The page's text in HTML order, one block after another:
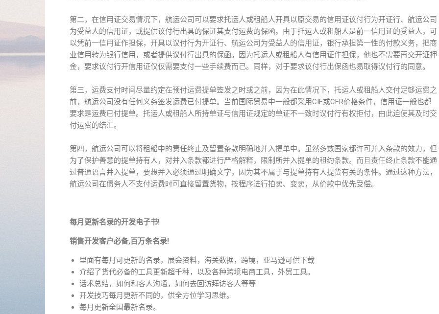
第二，在信用证交易情况下，航运公司可以要求托运人或租船人开具以原交易的信用证议付行为开证行、航运公司
为受益人的信用证，或提供议付行出具的保证其支付运费的保函。由于托运人或租船人是前一信用证的受益人，可
以凭前一信用证作担保，开具以议付行为开证行、航运公司为受益人的信用证，银行承担第一性的付款义务，把商
业信用转为银行信用，或者提供议付行出具的保函。因为托运人或租船人有信用证作担保，他也不需要再交开证押
金，要求议付行开信用证仅仅需要支付一些手续费而己。同样，对于要求议付行出保函也易取得议付行的同意。
第三，运费支付时间尽量约定在预付运费提单签发之时或之前，因为在此情况下，托运人或租船人交付足够运费之
前，航运公司没有任何义务签发运费已付提单。当前国际贸易中一般都采用CIF或CFR价格条件，信用证一般也都
要求是运费已付提单。托运人或租船人所持单证与信用证规定的单证不一致时议付行有权拒付，由此迫使其及时交
付运费的结汇。
第四，航运公司可以将租船中的责任终止及留置条款明确地并入提单中。虽然多数国家都许可并入条款的效力，但
为了保护善意的提单持有人，对并入条款都进行严格解释，限制所并入提单的租约条款。而且责任终止条款不能通
过普通语言并入提单，要想并入必须通过明确文字，因为其不属于与提单持有人提货有关的条件。通过这种方法，
航运公司在债务人不支付运费时可直接留置货物，按程序进行拍卖、变卖，从价款中优先受偿。
每月更新名录的开发电子书!
销售开发客户必备,百万条名录!
里面有每月可更新的名录，展会资料，海关数据，跨境，亚马逊可供下载
介绍了货代必备的工具更新超千种，以及各种跨境电商工具，外贸工具。
话术总结，如何和客人沟通，如何去回访拜访客人等等
开发技巧每月更新不同的，供全方位学习思维。
每月更新全国最新名录。